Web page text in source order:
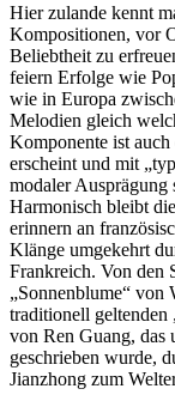
Hier zulande kennt
Kompositionen, vor
Beliebtheit zu
feiern Erfolge wie
wie in Europa
Melodien gleich
Komponente ist auch
erscheint und mit
modaler Ausprägung
Harmonisch bleibt
erinnern an
Klänge umgekehrt
Frankreich. Von den
„Sonnenblume“ von
traditionell geltenden
von Ren Guang, das
geschrieben wurde,
Jianzhong zum